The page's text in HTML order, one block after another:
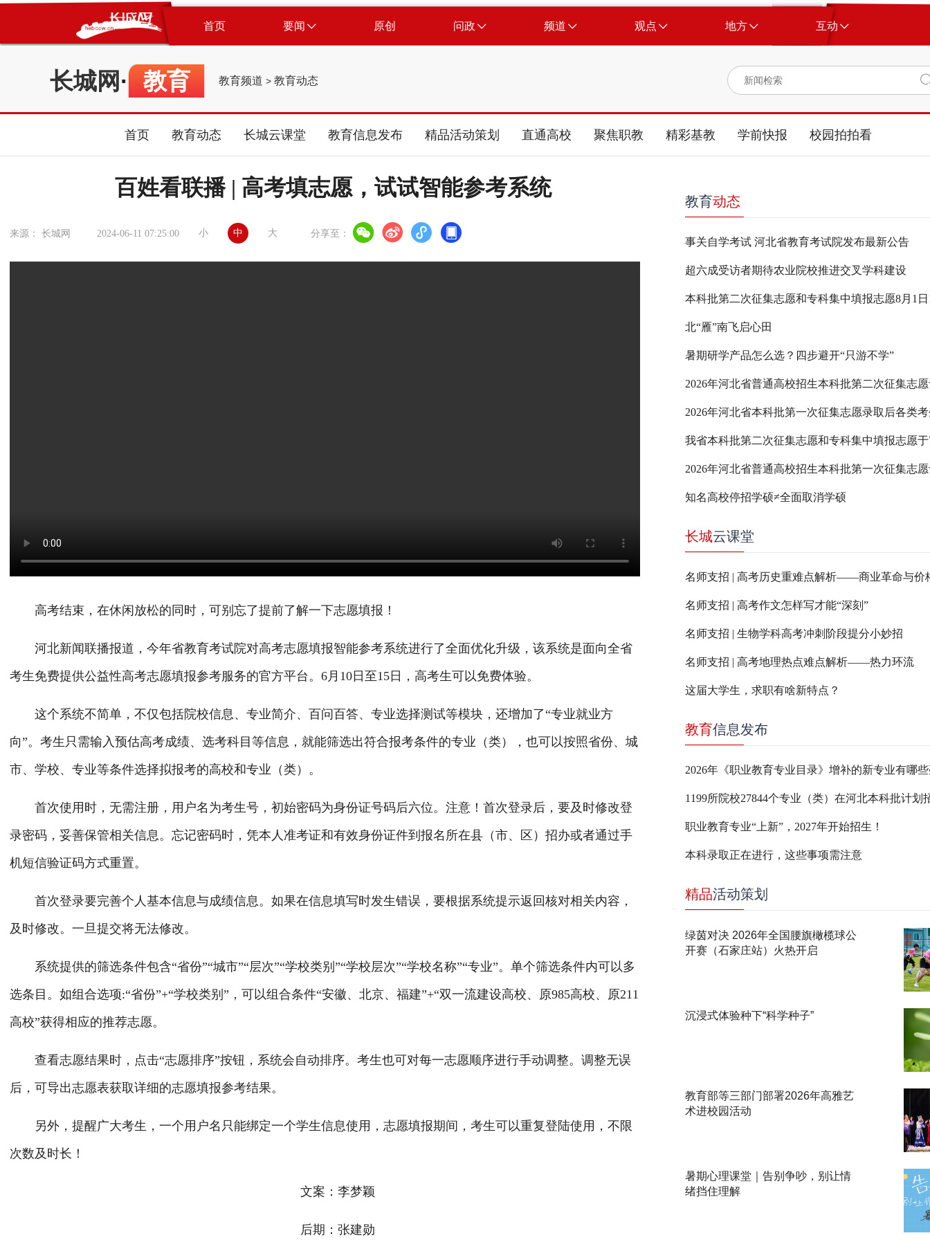
首页 要闻 原创 问政 频道 观点 地方 互动
长城网 · 教育 教育频道 > 教育动态
首页 教育动态 长城云课堂 教育信息发布 精品活动策划 直通高校 聚焦职教 精彩基教 学前快报 校园拍拍看
百姓看联播 | 高考填志愿，试试智能参考系统
来源： 长城网 2024-06-11 07:25:00 小 中 大 分享至：
高考结束，在休闲放松的同时，可别忘了提前了解一下志愿填报！
河北新闻联播报道，今年省教育考试院对高考志愿填报智能参考系统进行了全面优化升级，该系统是面向全省
考生免费提供公益性高考志愿填报参考服务的官方平台。6月10日至15日，高考生可以免费体验。
这个系统不简单，不仅包括院校信息、专业简介、百问百答、专业选择测试等模块，还增加了“专业就业方
向”。考生只需输入预估高考成绩、选考科目等信息，就能筛选出符合报考条件的专业（类），也可以按照省份、城
市、学校、专业等条件选择拟报考的高校和专业（类）。
首次使用时，无需注册，用户名为考生号，初始密码为身份证号码后六位。注意！首次登录后，要及时修改登
录密码，妥善保管相关信息。忘记密码时，凭本人准考证和有效身份证件到报名所在县（市、区）招办或者通过手
机短信验证码方式重置。
首次登录要完善个人基本信息与成绩信息。如果在信息填写时发生错误，要根据系统提示返回核对相关内容，
及时修改。一旦提交将无法修改。
系统提供的筛选条件包含“省份”“城市”“层次”“学校类别”“学校层次”“学校名称”“专业”。单个筛选条件内可以多
选条目。如组合选项:“省份”+“学校类别”，可以组合条件“安徽、北京、福建”+“双一流建设高校、原985高校、原211
高校”获得相应的推荐志愿。
查看志愿结果时，点击“志愿排序”按钮，系统会自动排序。考生也可对每一志愿顺序进行手动调整。调整无误
后，可导出志愿表获取详细的志愿填报参考结果。
另外，提醒广大考生，一个用户名只能绑定一个学生信息使用，志愿填报期间，考生可以重复登陆使用，不限
次数及时长！
文案：李梦颖
后期：张建勋
教育动态
事关自学考试 河北省教育考试院发布最新公告
超六成受访者期待农业院校推进交叉学科建设
本科批第二次征集志愿和专科集中填报志愿8月1日
北“雁”南飞启心田
暑期研学产品怎么选？四步避开“只游不学”
2026年河北省普通高校招生本科批第二次征集志
2026年河北省普通高校招生本科批第一次征集志
知名高校停招学硕≠全面取消学硕
长城云课堂
名师支招 | 高考历史重难点解析——商业革命与价
名师支招 | 高考作文怎样写才能“深刻”
名师支招 | 生物学科高考冲刺阶段提分小妙招
名师支招 | 高考地理热点难点解析——热力环流
这届大学生，求职有啥新特点？
教育信息发布
1199所院校27844个专业（类）在河北本科批计划
职业教育专业“上新”，2027年开始招生！
本科录取正在进行，这些事项需注意
精品活动策划
绿茵对决 2026年全国腰旗橄榄球公
开赛（石家庄站）火热开启
沉浸式体验种下“科学种子”
教育部等三部门部署2026年高雅艺
术进校园活动
暑期心理课堂｜告别争吵，别让情
绪挡住理解